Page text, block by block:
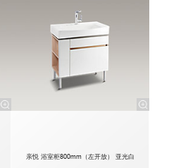
亲悦 浴室柜800mm（左开放） 亚光白